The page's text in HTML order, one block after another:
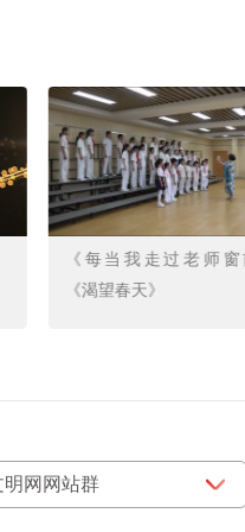
《每当我走过老师窗
《渴望春天》